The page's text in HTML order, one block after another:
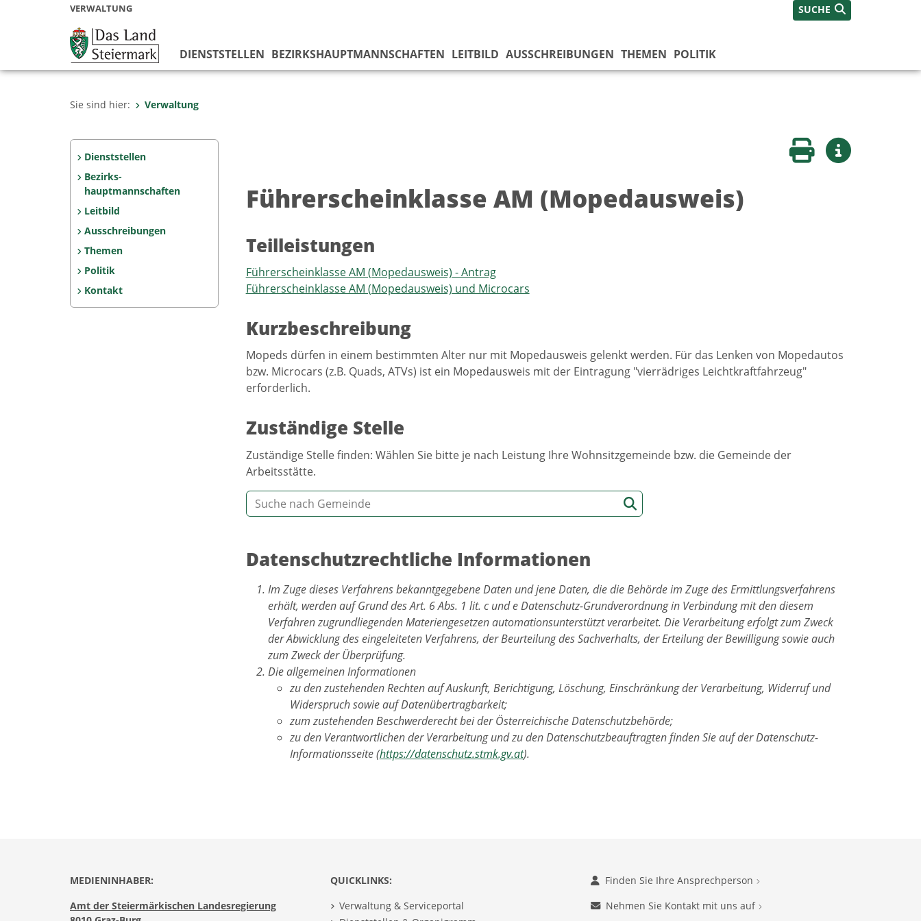
VERWALTUNG SUCHE
DIENSTSTELLEN BEZIRKS­HAUPTMANNSCHAFTEN LEITBILD AUSSCHREIBUNGEN THEMEN POLITIK
Sie sind hier: Verwaltung
Dienststellen
Bezirks­
hauptmannschaften
Leitbild
Ausschreibungen
Themen
Politik
Kontakt
Seite druckenWeitere Infos
Führerscheinklasse AM (Mopedausweis)
Teilleistungen
Führerscheinklasse AM (Mopedausweis) - Antrag
Führerscheinklasse AM (Mopedausweis) und Microcars
Kurzbeschreibung
Mopeds dürfen in einem bestimmten Alter nur mit Mopedausweis gelenkt werden. Für das Lenken von Mopedautos
bzw. Microcars (z.B. Quads, ATVs) ist ein Mopedausweis mit der Eintragung "vierrädriges Leichtkraftfahrzeug"
erforderlich.
Zuständige Stelle
Zuständige Stelle finden: Wählen Sie bitte je nach Leistung Ihre Wohnsitzgemeinde bzw. die Gemeinde der
Arbeitsstätte.
Datenschutzrechtliche Informationen
Im Zuge dieses Verfahrens bekanntgegebene Daten und jene Daten, die die Behörde im Zuge des Ermittlungsverfahrens
erhält, werden auf Grund des Art. 6 Abs. 1 lit. c und e Datenschutz-Grundverordnung in Verbindung mit den diesem
Verfahren zugrundliegenden Materiengesetzen automationsunterstützt verarbeitet. Die Verarbeitung erfolgt zum Zweck
der Abwicklung des eingeleiteten Verfahrens, der Beurteilung des Sachverhalts, der Erteilung der Bewilligung sowie auch
zum Zweck der Überprüfung.
Die allgemeinen Informationen
zu den zustehenden Rechten auf Auskunft, Berichtigung, Löschung, Einschränkung der Verarbeitung, Widerruf und
Widerspruch sowie auf Datenübertragbarkeit;
zum zustehenden Beschwerderecht bei der Österreichische Datenschutzbehörde;
zu den Verantwortlichen der Verarbeitung und zu den Datenschutzbeauftragten finden Sie auf der Datenschutz-
Informationsseite (https://datenschutz.stmk.gv.at).
MEDIENINHABER:
Amt der Steiermärkischen Landesregierung
QUICKLINKS:
Verwaltung & Serviceportal
Finden Sie Ihre Ansprechperson
Nehmen Sie Kontakt mit uns auf